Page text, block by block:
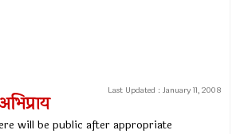
Last Updated : January 11, 2008
will be public after appropriate